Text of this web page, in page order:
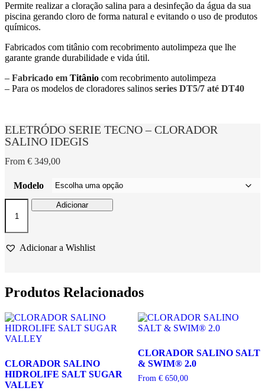
Permite realizar a cloração salina para a desinfeção da água da sua
piscina gerando cloro de forma natural e evitando o uso de produtos
químicos.
Fabricados com titânio com recobrimento autolimpeza que lhe
garante grande durabilidade e vida útil.
– Fabricado em Titânio com recobrimento autolimpeza
– Para os modelos de cloradores salinos series DT5/7 até DT40
ELETRÓDO SERIE TECNO – CLORADOR
SALINO IDEGIS
From € 349,00
Modelo
Quantidade
SERIE
TECNO
IDEGIS
Adicionar
Adicionar a Wishlist
Produtos Relacionados
CLORADOR SALINO
HIDROLIFE SALT SUGAR
VALLEY
CLORADOR SALINO SALT
& SWIM® 2.0
From €650,00